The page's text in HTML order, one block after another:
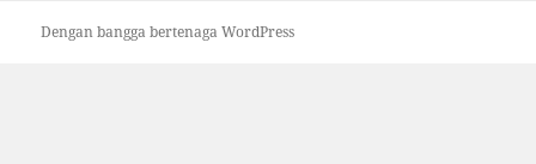
Dengan bangga bertenaga WordPress